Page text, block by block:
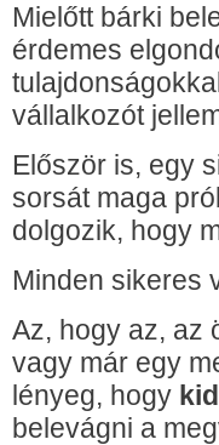
Mielőtt bárki
érdemes
vállalkozót
Először is, egy
sorsát maga
dolgozik, hogy
Minden sikeres
Az, hogy az, az
vagy már egy
lényeg, hogy
belevágni a